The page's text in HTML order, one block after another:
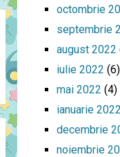
octombrie
septembrie
august 2022
iulie 2022 (6)
mai 2022 (4)
ianuarie 2022
decembrie
noiembrie